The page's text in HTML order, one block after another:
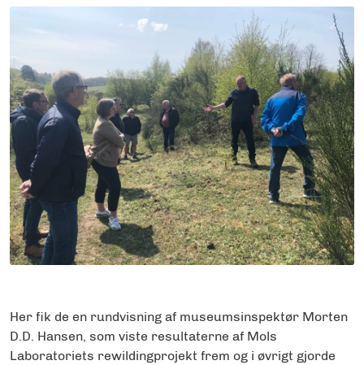
Her fik de en rundvisning af museumsinspektør Morten
D.D. Hansen, som viste resultaterne af Mols
Laboratoriets rewildingprojekt frem og i øvrigt gjorde